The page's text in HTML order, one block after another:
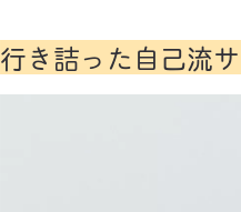
行き詰った自己流